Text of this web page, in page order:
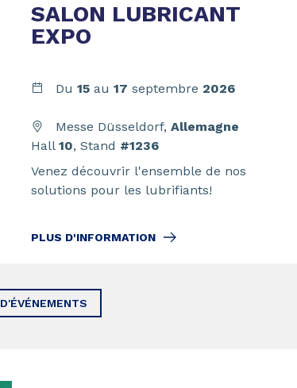
SALON LUBRICANT
EXPO
Du 15 au 17 septembre 2026
Messe Düsseldorf, Allemagne
Hall 10, Stand #1236
Venez découvrir l'ensemble de nos
solutions pour les lubrifiants!
PLUS D'INFORMATION